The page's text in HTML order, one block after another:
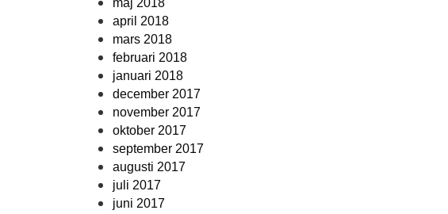
maj 2018
april 2018
mars 2018
februari 2018
januari 2018
december 2017
november 2017
oktober 2017
september 2017
augusti 2017
juli 2017
juni 2017